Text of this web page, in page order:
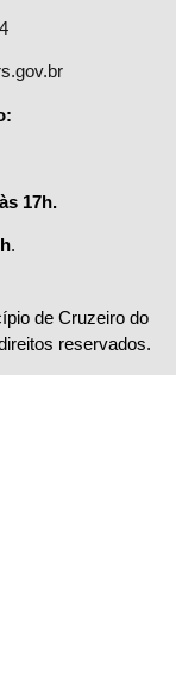
17h.
.
de Cruzeiro do
reservados.